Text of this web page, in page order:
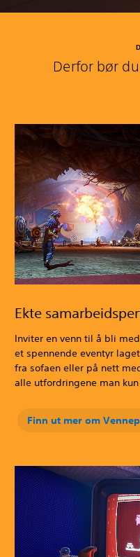
Derfor bør
Ekte
Inviter en venn til å bli
et spennende eventyr
fra sofaen eller på nett
alle utfordringene man
Finn ut mer om